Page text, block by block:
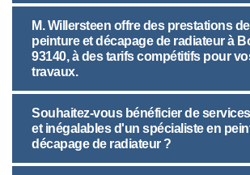
M. Willersteen offre des prestations de
peinture et décapage de radiateur à
93140, à des tarifs compétitifs pour
travaux.
Souhaitez-vous bénéficier de
et inégalables d'un spécialiste en
décapage de radiateur ?